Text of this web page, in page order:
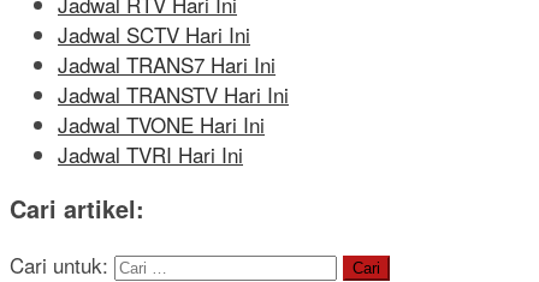
Jadwal SCTV Hari Ini
Jadwal TRANS7 Hari Ini
Jadwal TRANSTV Hari Ini
Jadwal TVONE Hari Ini
Jadwal TVRI Hari Ini
Cari artikel:
Cari untuk: